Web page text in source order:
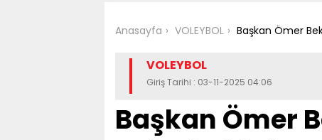
Anasayfa VOLEYBOL Başkan Ömer
VOLEYBOL
Giriş Tarihi : 03-11-2025 04:06
Başkan Ömer